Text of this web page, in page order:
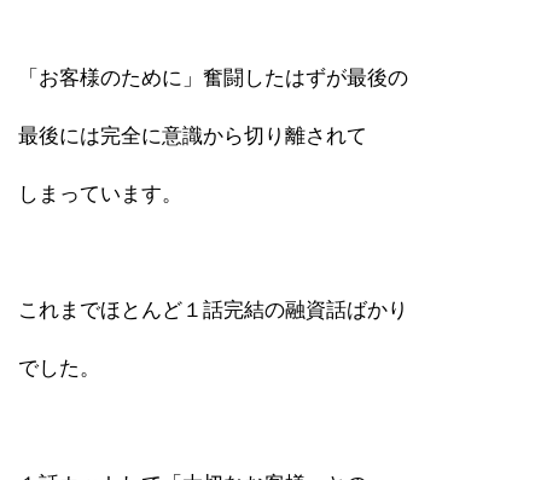
「お客様のために」奮闘したはずが最後の
最後には完全に意識から切り離されて
しまっています。
これまでほとんど１話完結の融資話ばかり
でした。